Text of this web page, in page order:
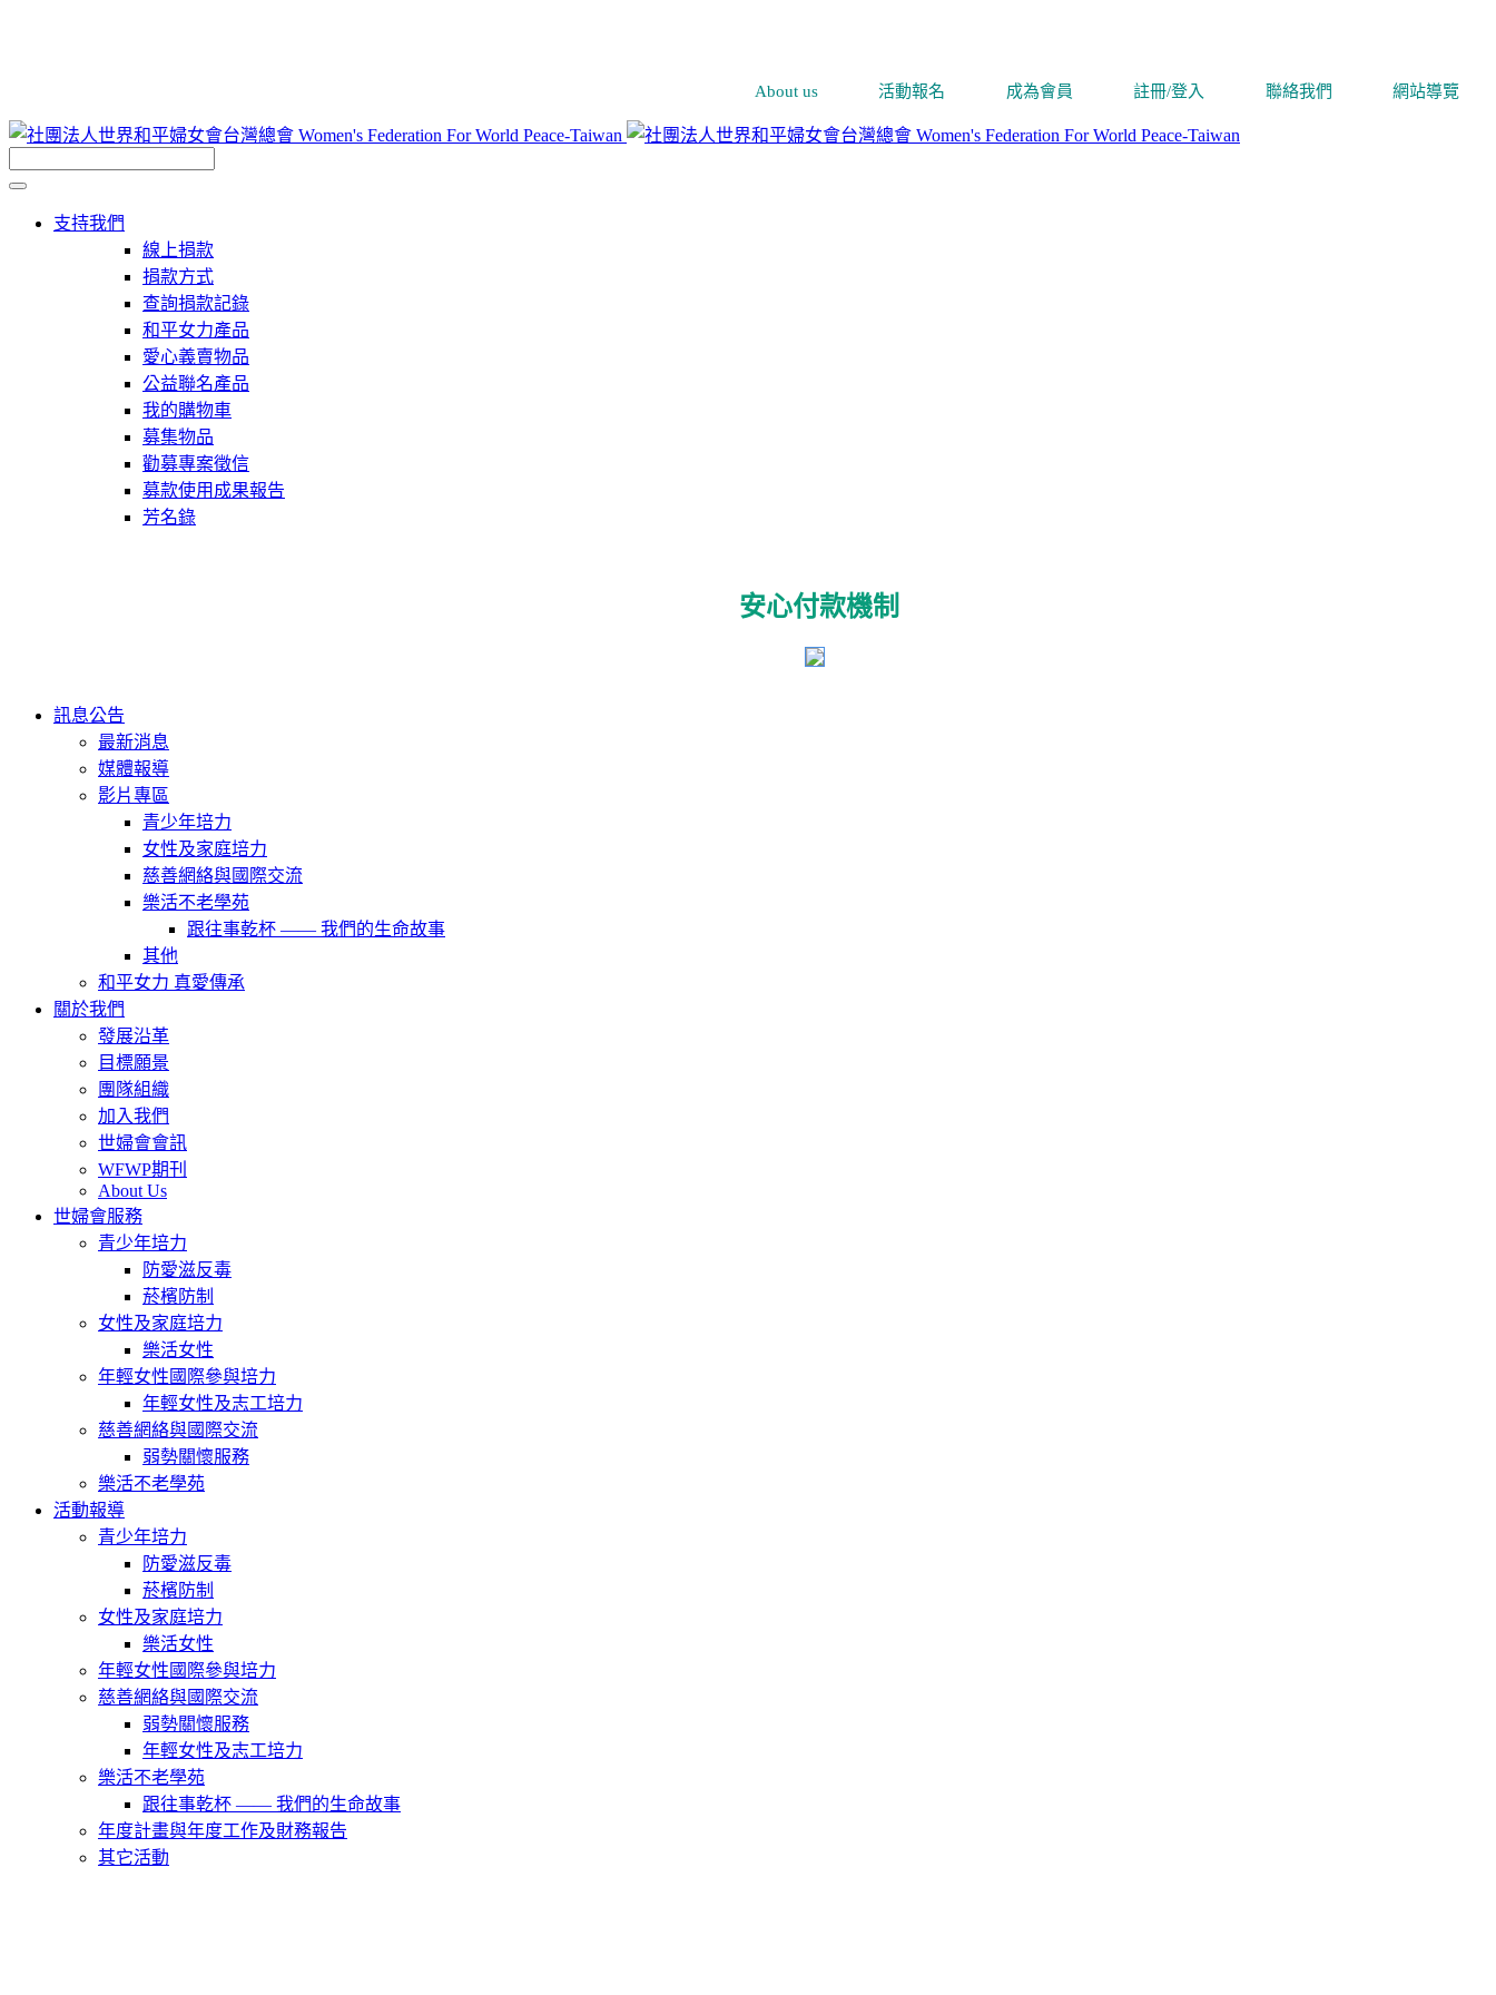
About us 活動報名 成為會員 註冊/登入 聯絡我們 網站導覽
支持我們
線上捐款
捐款方式
查詢捐款記錄
和平女力產品
愛心義賣物品
公益聯名產品
我的購物車
募集物品
勸募專案徵信
募款使用成果報告
芳名錄
安心付款機制
訊息公告
最新消息
媒體報導
影片專區
青少年培力
女性及家庭培力
慈善網絡與國際交流
樂活不老學苑
跟往事乾杯 —— 我們的生命故事
其他
和平女力 真愛傳承
關於我們
發展沿革
目標願景
團隊組織
加入我們
世婦會會訊
WFWP期刊
About Us
世婦會服務
青少年培力
防愛滋反毒
菸檳防制
女性及家庭培力
樂活女性
年輕女性國際參與培力
年輕女性及志工培力
慈善網絡與國際交流
弱勢關懷服務
樂活不老學苑
活動報導
青少年培力
防愛滋反毒
菸檳防制
女性及家庭培力
樂活女性
年輕女性國際參與培力
慈善網絡與國際交流
弱勢關懷服務
年輕女性及志工培力
樂活不老學苑
跟往事乾杯 —— 我們的生命故事
年度計畫與年度工作及財務報告
其它活動